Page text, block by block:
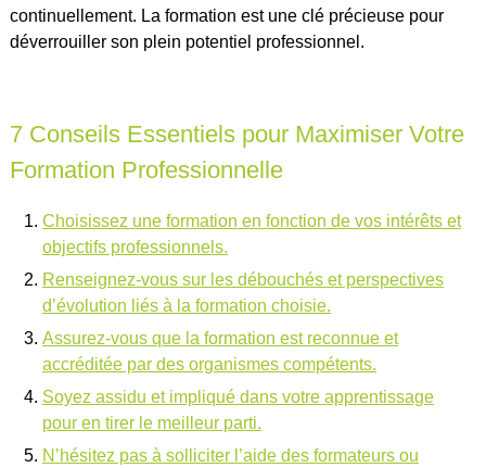
continuellement. La formation est une clé précieuse pour
déverrouiller son plein potentiel professionnel.
7 Conseils Essentiels pour Maximiser Votre
Formation Professionnelle
Choisissez une formation en fonction de vos intérêts et
objectifs professionnels.
Renseignez-vous sur les débouchés et perspectives
d’évolution liés à la formation choisie.
Assurez-vous que la formation est reconnue et
accréditée par des organismes compétents.
Soyez assidu et impliqué dans votre apprentissage
pour en tirer le meilleur parti.
N’hésitez pas à solliciter l’aide des formateurs ou